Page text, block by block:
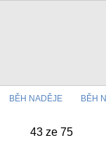
BĚH NADĚJE BĚH
43 ze 75